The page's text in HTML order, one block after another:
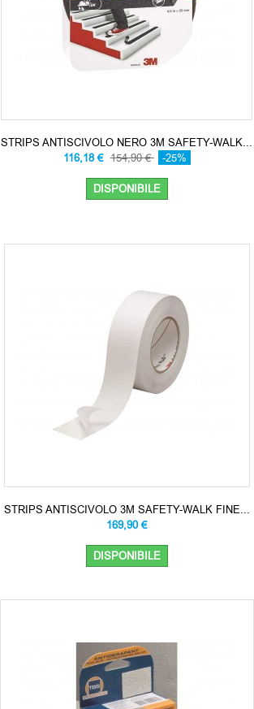
STRIPS ANTISCIVOLO NERO 3M SAFETY-WALK...
116,18 € 154,90 € -25%
DISPONIBILE
STRIPS ANTISCIVOLO 3M SAFETY-WALK FINE...
169,90 €
DISPONIBILE